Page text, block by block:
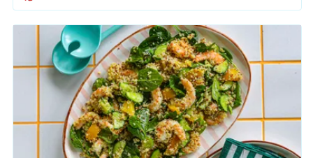
семга — довольно дорогая рыба. Что ж, вы вполне можете
использовать и более бюджетные варианты, например,
горбушу или кету. В этом случае шашлык получится менее
жирным. Плюс это или минус? Решать только вам! А когда
будет возможность попробовать шашлык именно из семги —
сделайте это, хотя бы для того, чтобы сравнить ощущения.